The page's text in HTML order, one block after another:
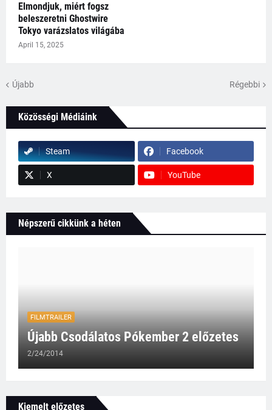
Elmondjuk, miért fogsz
beleszeretni Ghostwire
Tokyo varázslatos világába
April 15, 2025
Újabb Régebbi
Közösségi Médiáink
Steam Facebook
X YouTube
Népszerű cikkünk a héten
FILMTRAILER
Újabb Csodálatos Pókember 2 előzetes
2/24/2014
Kiemelt előzetes